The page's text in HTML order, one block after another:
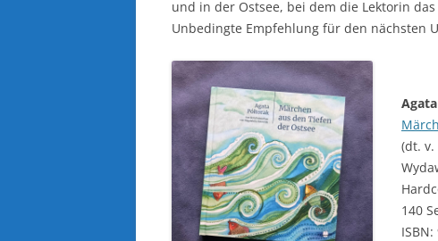
und in der Ostsee, bei dem die Lektorin
Unbedingte Empfehlung für den nächsten
(dt. v.
140